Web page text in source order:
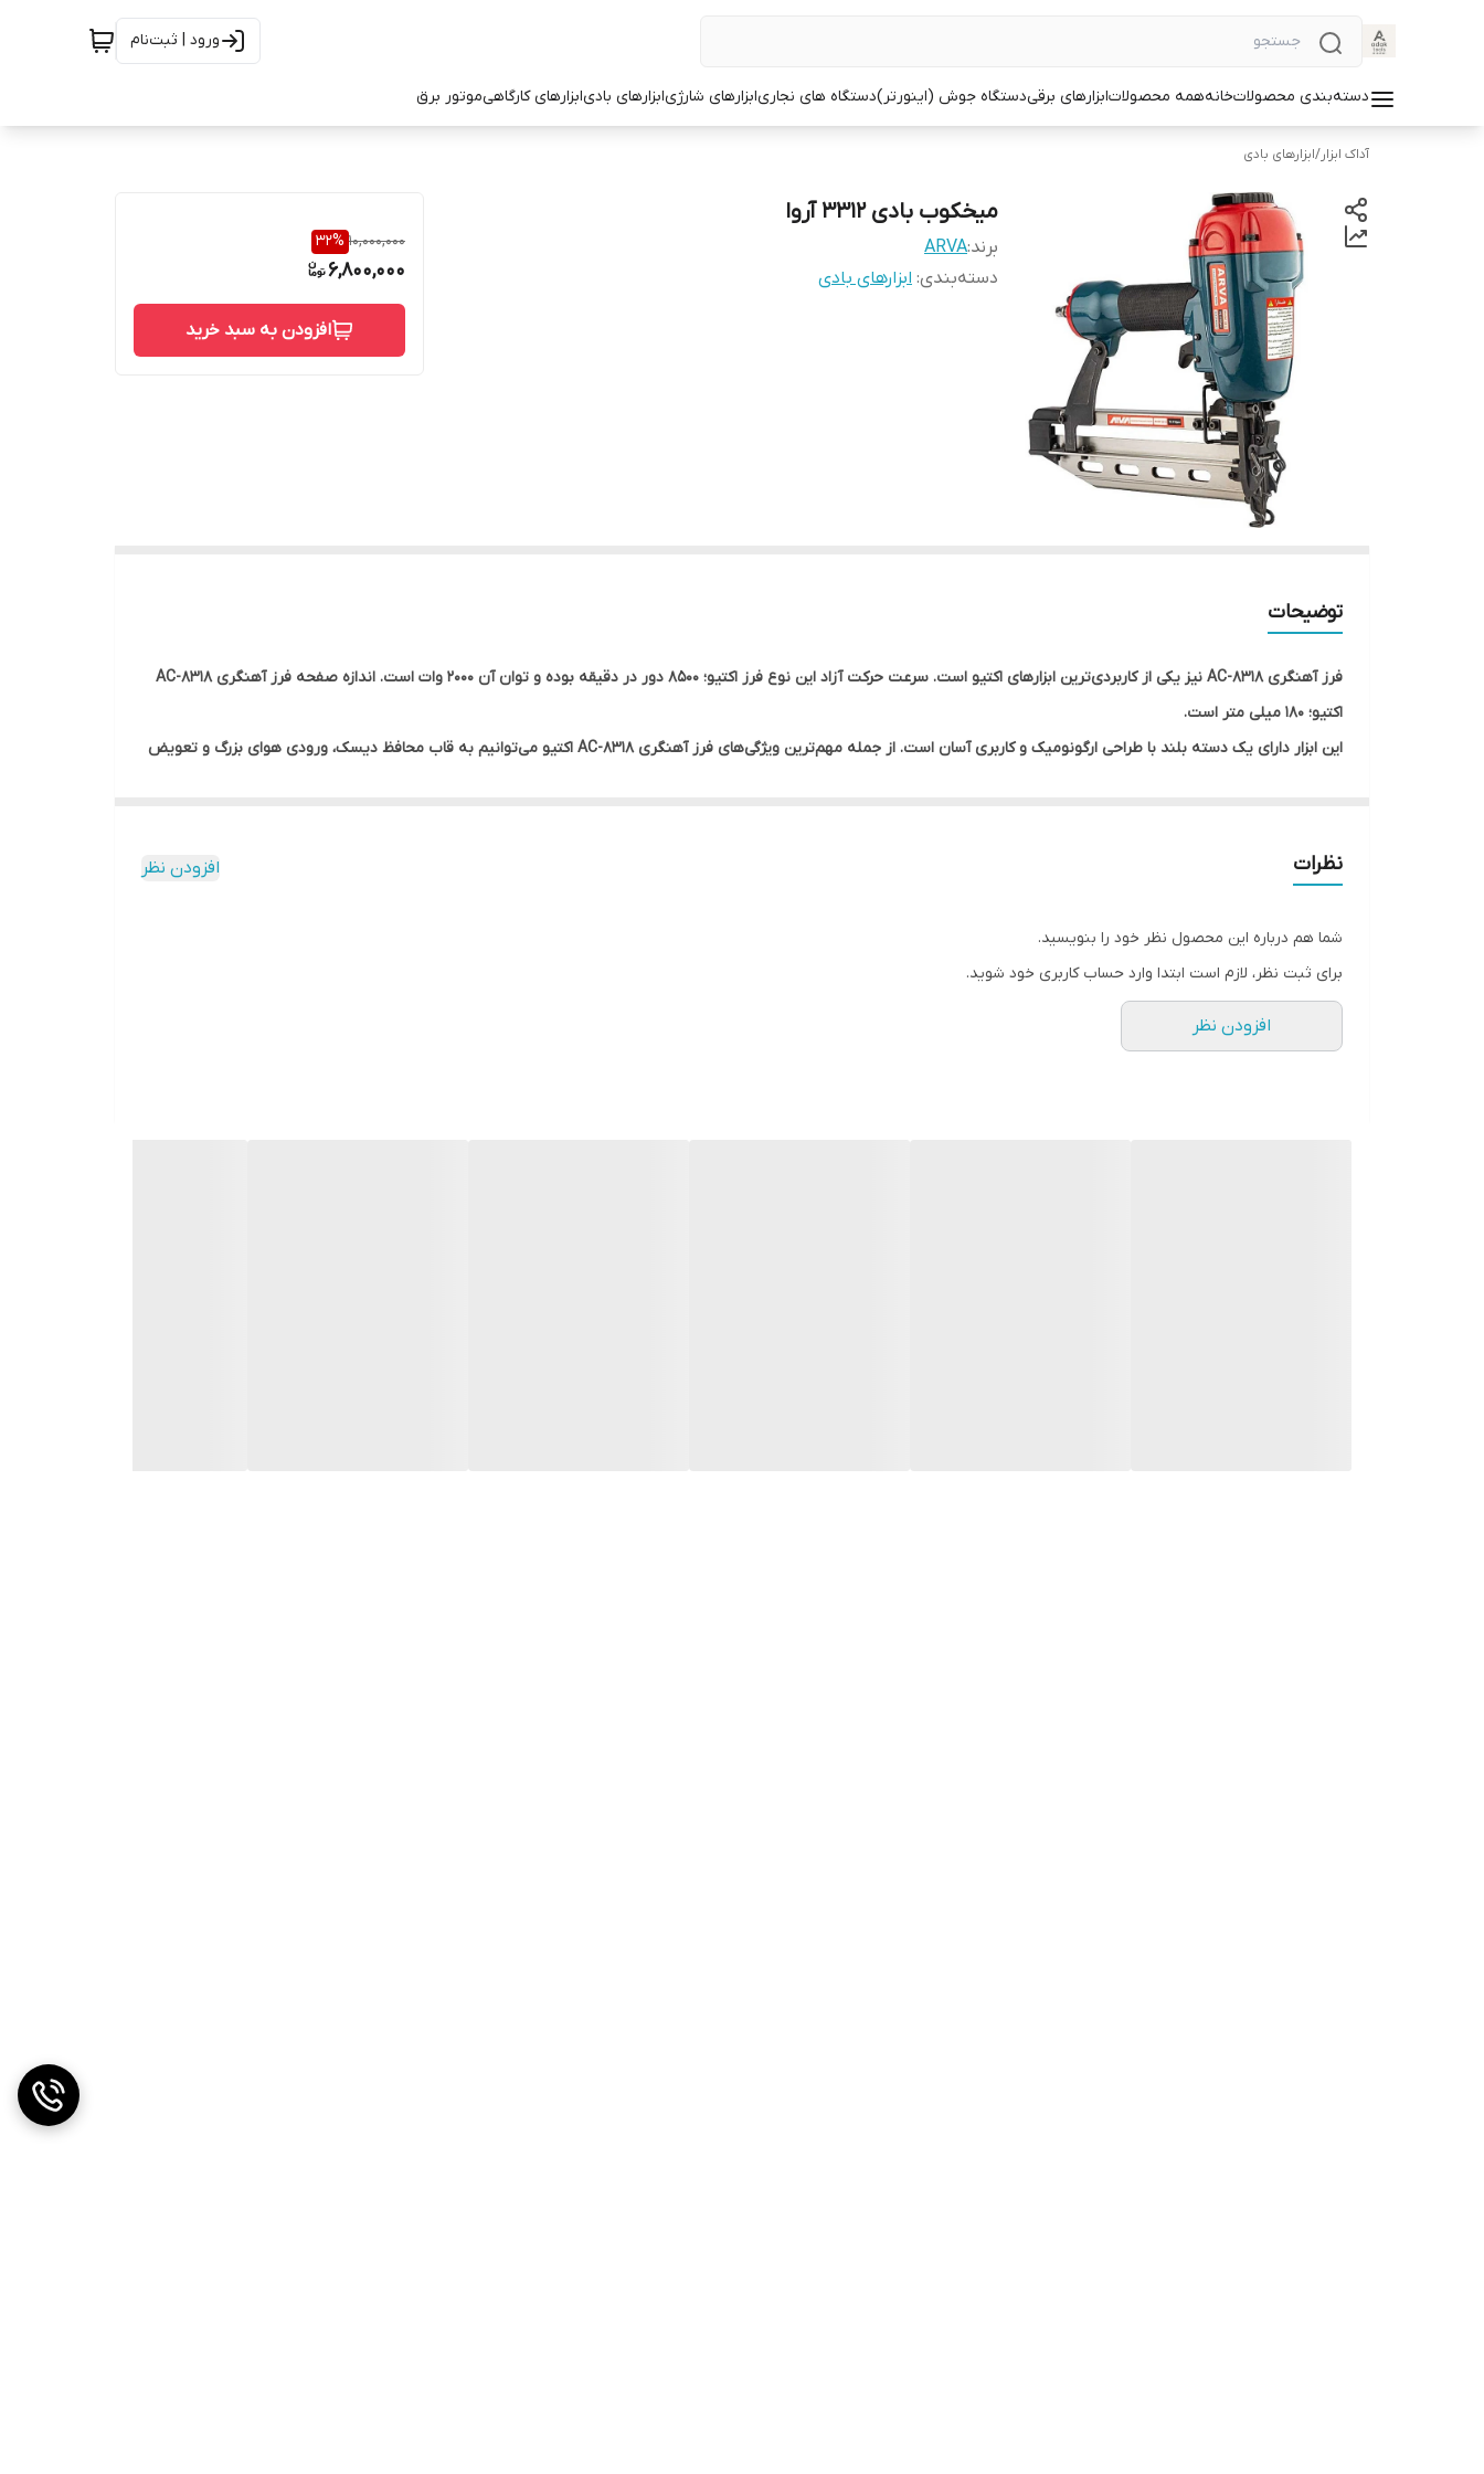
ورود | ثبت‌نام
دسته‌بندی محصولاتخانههمه محصولاتابزارهای برقیدستگاه جوش (اینورتر)دستگاه های نجاریابزارهای شارژیابزارهای بادیابزارهای کارگاهیموتور برق
آداک ابزار/ابزارهای بادی
میخکوب بادی 3312 آروا
برند:ARVA
دسته‌بندی: ابزارهای بادی
10,000,000
32%
6,800,000
افزودن به سبد خرید
توضیحات
فرز آهنگری AC-8318 نیز یکی از کاربردی‌ترین ابزارهای اکتیو است. سرعت حرکت آزاد این نوع فرز اکتیو؛ 8500 دور در دقیقه بوده و توان آن 2000 وات است. اندازه صفحه فرز آهنگری AC-8318
اکتیو؛ 180 میلی متر است.
این ابزار دارای یک دسته بلند با طراحی ارگونومیک و کاربری آسان است. از جمله مهم‌ترین ویژگی‌های فرز آهنگری AC-8318 اکتیو می‌توانیم به قاب محافظ دیسک، ورودی هوای بزرگ و تعویض
نظرات افزودن نظر
شما هم درباره این محصول نظر خود را بنویسید.
برای ثبت نظر، لازم است ابتدا وارد حساب کاربری خود شوید.
افزودن نظر